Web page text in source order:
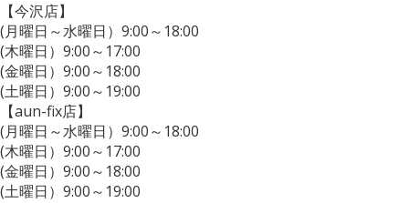
【今沢店】
(月曜日～水曜日）9:00～18:00
(木曜日）9:00～17:00
(金曜日）9:00～18:00
(土曜日）9:00～19:00
【aun-fix店】
(月曜日～水曜日）9:00～18:00
(木曜日）9:00～17:00
(金曜日）9:00～18:00
(土曜日）9:00～19:00